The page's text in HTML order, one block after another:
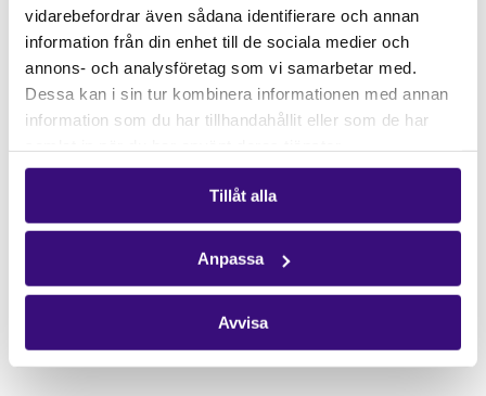
vidarebefordrar även sådana identifierare och annan
information från din enhet till de sociala medier och
annons- och analysföretag som vi samarbetar med.
Dessa kan i sin tur kombinera informationen med annan
information som du har tillhandahållit eller som de har
Tillåt alla
Anpassa
Avvisa
Hitta kontaktperson
Pressrum
Följ oss
Facebook
Instagram
Få vårt nyhetsbrev